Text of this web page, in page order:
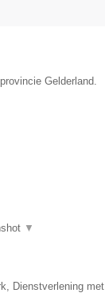
Gelderland.
▼
Dienstverlening met